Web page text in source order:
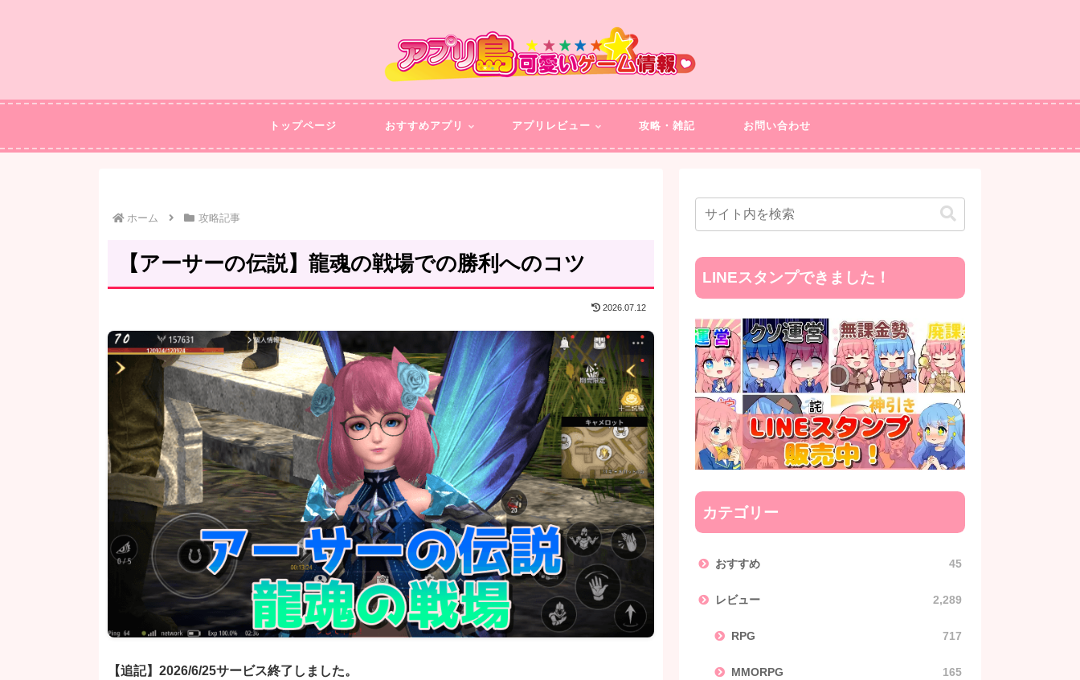
トップページ おすすめアプリ アプリレビュー 攻略・雑記 お問い合わせ
ホーム 攻略記事
【アーサーの伝説】龍魂の戦場での勝利へのコツ
2026.07.12
【追記】2026/6/25サービス終了しました。
LINEスタンプできました！
カテゴリー
おすすめ 45
レビュー 2,289
RPG 717
MMORPG 165